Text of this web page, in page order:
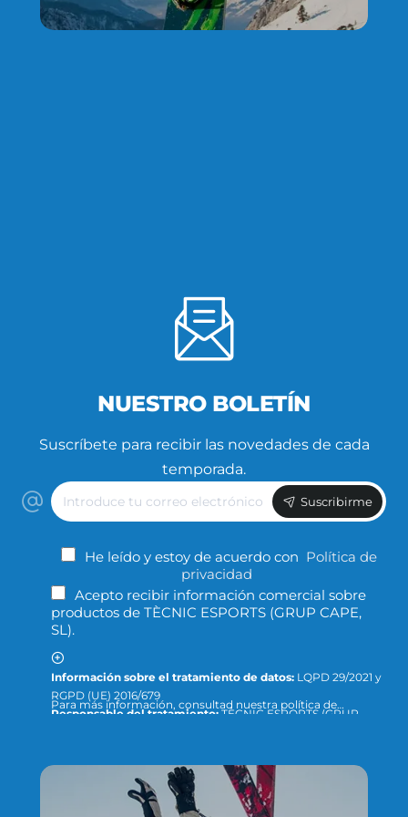
NUESTRO BOLETÍN
Suscríbete para recibir las novedades de cada
temporada.
Introduce
tu
correo
Suscribirme
He leído y estoy de acuerdo con Política de
privacidad
Acepto recibir información comercial sobre
productos de TÈCNIC ESPORTS (GRUP CAPE,
SL).
Información sobre el tratamiento de datos: LQPD 29/2021 y
RGPD (UE) 2016/679
Responsable del tratamiento:
productos.
Consentimiento de la persona interesada.
Los datos no se cederán a terceros, salvo que
Para más información, consultad nuestra política de